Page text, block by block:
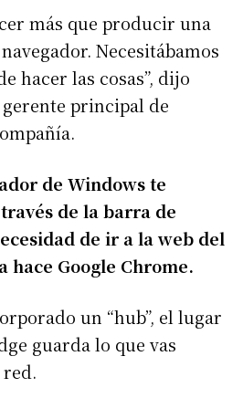
más que producir una
Necesitábamos
hacer las cosas”, dijo
principal de
de Windows te
de la barra de
de ir a la web del
hace Google Chrome.
un “hub”, el lugar
guarda lo que vas